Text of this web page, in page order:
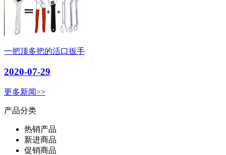
一把顶多把的活口扳手
2020-07-29
更多新闻>>
产品分类
热销产品
新进商品
促销商品